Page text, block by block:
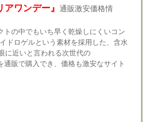
アワンデー』通販激安価格情
トの中でもいち早く乾燥しにくいコン
ドロゲルという素材を採用した、含水
に近いと言われる次世代の
通販で購入でき、価格も激安なサイト